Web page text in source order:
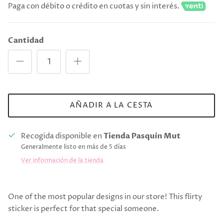
Paga con débito o crédito en cuotas y sin interés.
Cantidad
AÑADIR A LA CESTA
Recogida disponible en Tienda Pasquín Mut
Generalmente listo en más de 5 días
Ver información de la tienda
One of the most popular designs in our store! This flirty
sticker is perfect for that special someone.